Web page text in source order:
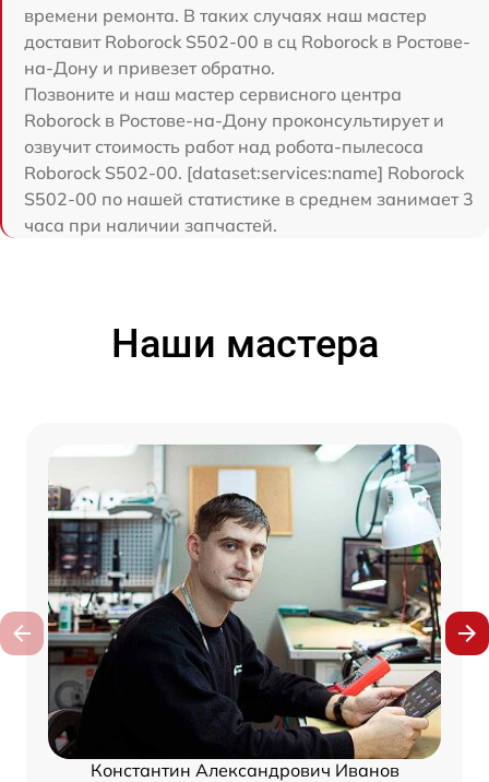
времени ремонта. В таких случаях наш мастер
доставит Roborock S502-00 в сц Roborock в Ростове-
на-Дону и привезет обратно.
Позвоните и наш мастер сервисного центра
Roborock в Ростове-на-Дону проконсультирует и
озвучит стоимость работ над робота-пылесоса
Roborock S502-00. [dataset:services:name] Roborock
S502-00 по нашей статистике в среднем занимает 3
часа при наличии запчастей.
Наши мастера
Константин Александрович Иванов